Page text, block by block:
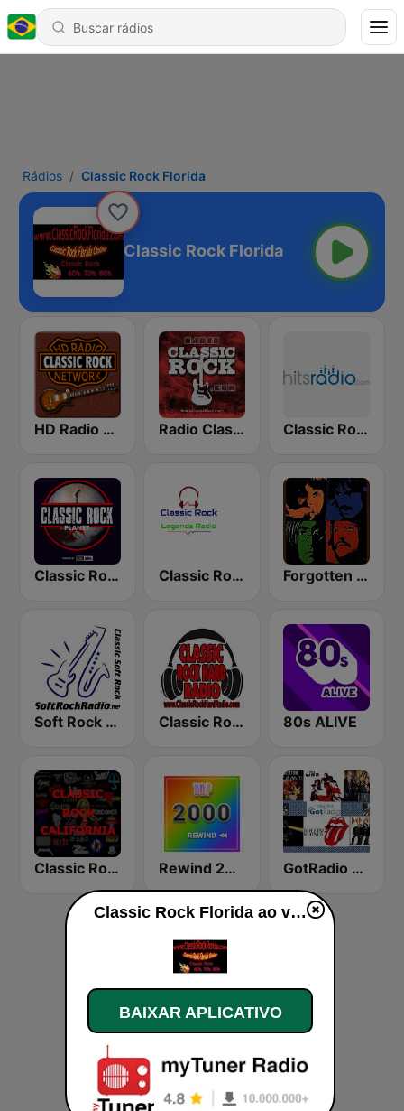
Rádios Classic Rock Florida
Classic Rock Florida
HD Radio - Classic Rock Radio Classic Rock Classic Rock - Hits Radio
Classic Rock Planet Classic Rock Legends Radio Forgotten Rock
Soft Rock Radio Classic Rock Hard Radio 80s ALIVE
Classic Rock California Rewind 2000's GotRadio - Classic Rock
Classic Rock Florida ao vivo
BAIXAR APLICATIVO